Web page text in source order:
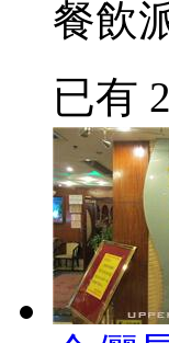
餐飲
已有 2